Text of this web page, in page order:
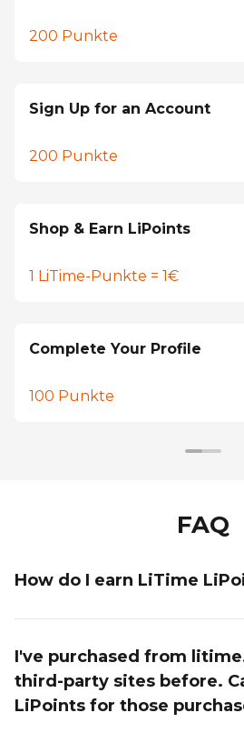
200 Punkte
Sign Up for an Account
200 Punkte
Shop & Earn LiPoints
1 LiTime-Punkte = 1€
Complete Your Profile
100 Punkte
FAQ
How do I earn LiTime
Earning LiPoints is easy! You
creating an account,
newsletter, following us on
orders, and participating in
more you engage, the more
I've purchased from
third-party sites before.
LiPoints for those